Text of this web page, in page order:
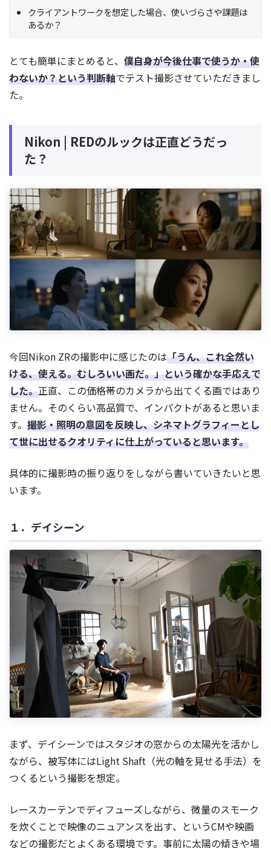
クライアントワークを想定した場合、使いづらさや課題は
あるか？
とても簡単にまとめると、 僕自身が今後仕事で使うか・使
わないか？という判断軸でテスト撮影させていただきまし
た。
Nikon | REDのルックは正直どうだっ
た？
今回Nikon ZRの撮影中に感じたのは「うん、これ全然い
ける、使える。むしろいい画だ。」という確かな手応えで
した。正直、この価格帯のカメラから出てくる画ではあり
ません。そのくらい高品質で、インパクトがあると思いま
す。 撮影・照明の意図を反映し、シネマトグラフィーとし
て世に出せるクオリティに仕上がっていると思います。
具体的に撮影時の振り返りをしながら書いていきたいと思
います。
１．デイシーン
まず、デイシーンではスタジオの窓からの太陽光を活かし
ながら、被写体にはLight Shaft（光の軸を見せる手法）を
つくるという撮影を想定。
レースカーテンでディフューズしながら、微量のスモーク
を炊くことで映像のニュアンスを出す、というCMや映画
などの撮影だとよくある環境です。事前に太陽の傾きや場